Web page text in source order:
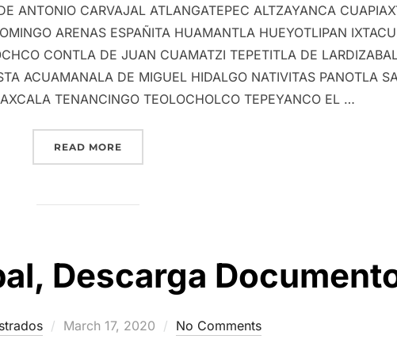
ANTONIO CARVAJAL ATLANGATEPEC ALTZAYANCA
ARENAS ESPAÑITA HUAMANTLA HUEYOTLIPAN
CONTLA DE JUAN CUAMATZI TEPETITLA DE
ACUAMANALA DE MIGUEL HIDALGO NATIVITAS PANOTLA
TENANCINGO TEOLOCHOLCO TEPEYANCO EL …
READ MORE
Descarga
Posted
March 17, 2020 No Comments